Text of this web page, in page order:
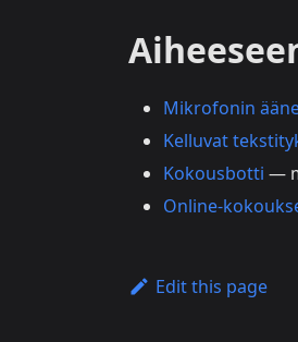
Mikrofonin
Kelluvat
Kokousbotti —
Online-
Edit this page